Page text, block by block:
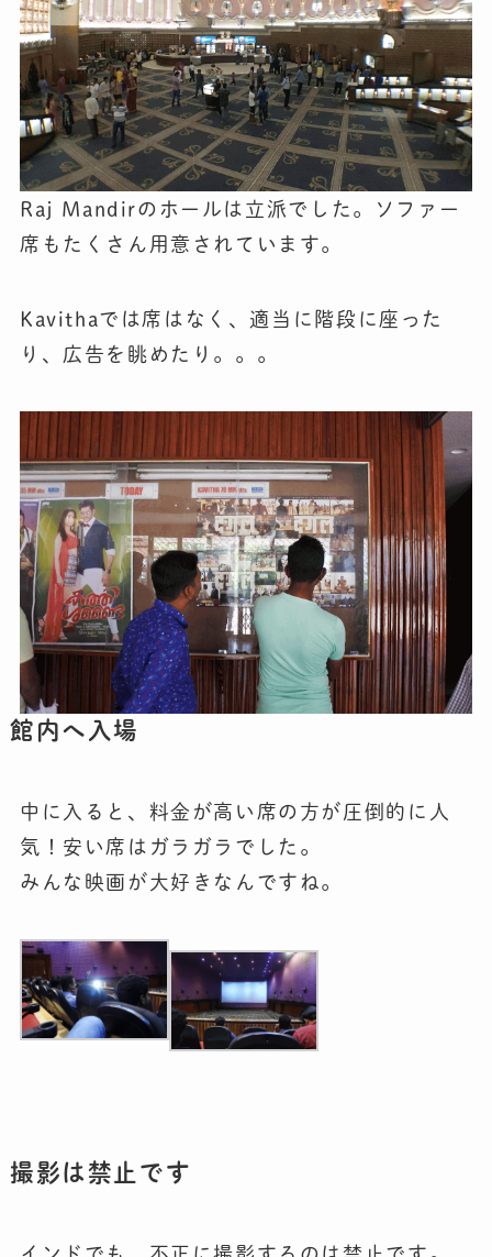
Raj Mandirのホールは立派でした。ソファー
席もたくさん用意されています。
Kavithaでは席はなく、適当に階段に座った
り、広告を眺めたり。。。
館内へ入場
中に入ると、料金が高い席の方が圧倒的に人
気！安い席はガラガラでした。
みんな映画が大好きなんですね。
撮影は禁止です